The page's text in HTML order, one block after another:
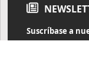
Suscríbase a
Reciba